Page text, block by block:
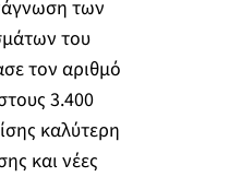
των
του
τον αριθμό
3.400
καλύτερη
και νέες